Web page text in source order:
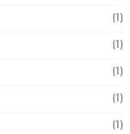
(1)
(1)
(1)
(1)
(1)